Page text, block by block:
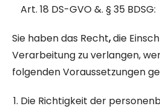
Art. 18 DS-GVO &. § 35 BDSG:
Sie haben das Recht,die
Verarbeitung zu verlangen,
folgenden Voraussetzungen
Die Richtigkeit der